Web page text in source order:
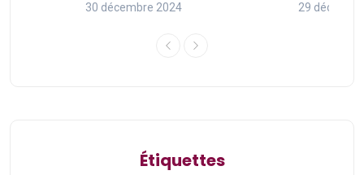
30 décembre 2024 29
Étiquettes